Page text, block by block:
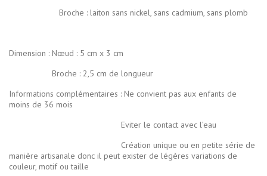
Broche : laiton sans nickel, sans cadmium, sans plomb
Dimension : Nœud : 5 cm x 3 cm
Broche : 2,5 cm de longueur
Informations complémentaires : Ne convient pas aux enfants de
moins de 36 mois
Eviter le contact avec l’eau
Création unique ou en petite série de
manière artisanale donc il peut exister de légères variations de
couleur, motif ou taille